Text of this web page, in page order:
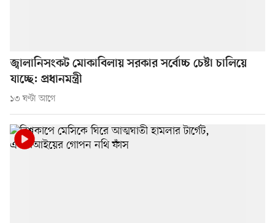
জ্বালানিসংকট মোকাবিলায় সরকার সর্বোচ্চ চেষ্টা চালিয়ে
যাচ্ছে: প্রধানমন্ত্রী
১৩ ঘণ্টা আগে